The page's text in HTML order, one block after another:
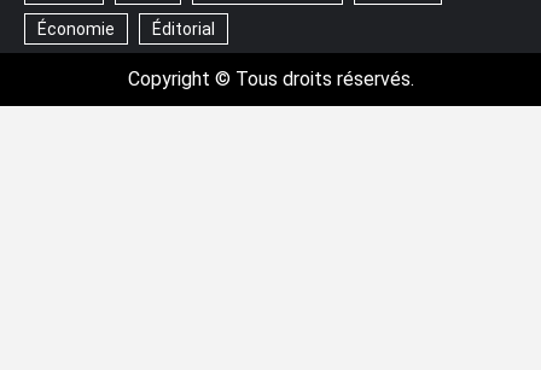
Économie Éditorial
Copyright © Tous droits réservés.